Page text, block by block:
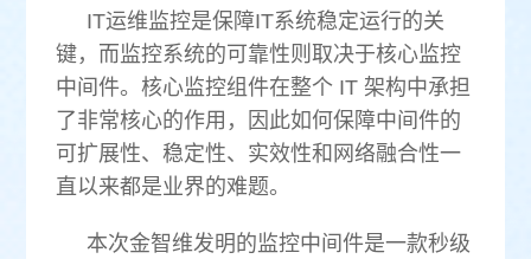
IT运维监控是保障IT系统稳定运行的关
键，而监控系统的可靠性则取决于核心监控
中间件。核心监控组件在整个 IT 架构中承担
了非常核心的作用，因此如何保障中间件的
可扩展性、稳定性、实效性和网络融合性一
直以来都是业界的难题。
本次金智维发明的监控中间件是一款秒级